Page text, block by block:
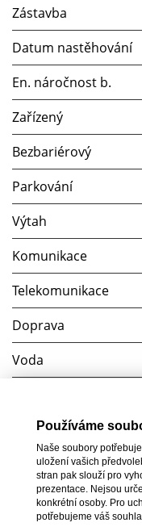
Zástavba
Datum nastěhování
En. náročnost b.
Zařízený
Bezbariérový
Parkování
Výtah
Komunikace
Telekomunikace
Doprava
Voda
Odpad
Soubory ke
Platinium
Používáme
Naše soubory
uložení vašich
stran pak slouží pro
prezentace. Nejsou
konkrétní osoby. Pro
potřebujeme váš